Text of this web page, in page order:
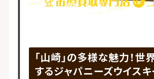
「山崎」の多様な魅力！世
するジャパニーズウイスキ